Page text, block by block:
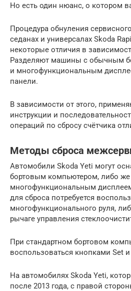
Но есть один нюанс, о котором
Процедура обнуления
седанах и универсалах Skoda
некоторые отличия в
Разделяют машины с обычным
и многофункциональным
панели.
В зависимости от этого,
инструкции и
операций по сбросу счётчика
Методы сброса
Автомобили Skoda Yeti могут
бортовым компьютером, либо
многофункциональным
для сброса потребуется
многофункционального руля,
рычаге управления
При стандартном бортовом
воспользоваться кнопками Set и
На автомобилях Skoda Yeti,
после 2013 года, с правой